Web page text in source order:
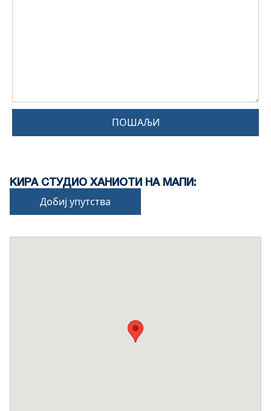
ПОШАЉИ
КИРА СТУДИО ХАНИОТИ НА МАПИ:
Добиј упутства